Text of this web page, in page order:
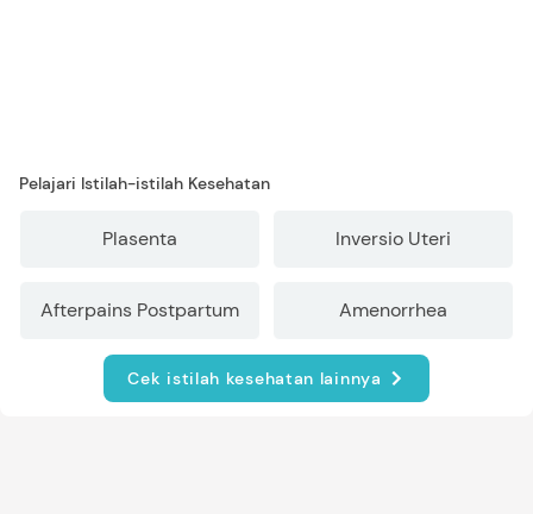
Pelajari Istilah-istilah Kesehatan
Plasenta Inversio Uteri
Afterpains Postpartum Amenorrhea
Cek istilah kesehatan lainnya